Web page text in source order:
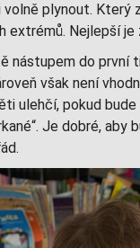
volně plynout.
extrémů. Nejlepší
nástupem do první
však není
ulehčí, pokud
Je dobré,